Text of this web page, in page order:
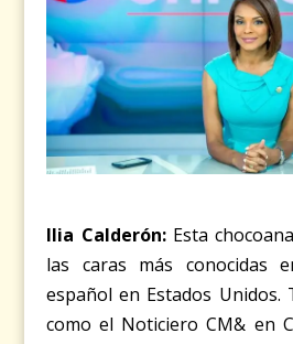
Ilia Calderón: Esta
las caras más conocidas
español en Estados Unidos.
como el Noticiero CM& en